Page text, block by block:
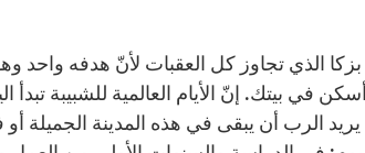
بزكا الذي تجاوز كل العقبات لأنّ هدفه
في بيتك. إنّ الأيام العالمية للشبيبة
يريد الرب أن يبقى في هذه المدينة الجميلة